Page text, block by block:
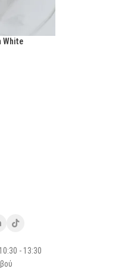
White
- 13:30